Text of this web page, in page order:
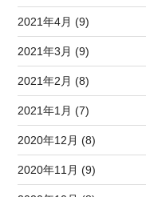
2021年4月 (9)
2021年3月 (9)
2021年2月 (8)
2021年1月 (7)
2020年12月 (8)
2020年11月 (9)